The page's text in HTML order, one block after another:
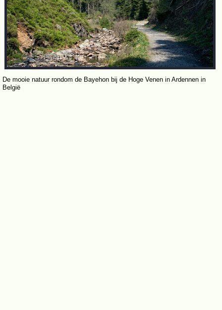
De mooie natuur rondom de Bayehon bij de Hoge Venen in Ardennen in
België